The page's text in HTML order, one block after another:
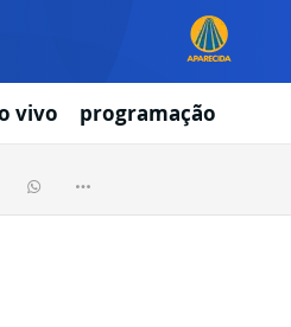
vivo programação